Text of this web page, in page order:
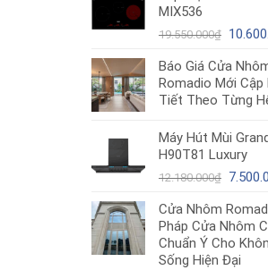
MIX536
19.550.000₫ Giá
là:
Báo Giá Cửa
Romadio Mới Cập
Tiết Theo Từng
Máy Hút Mùi
H90T81 Luxury
12.180.000₫ Giá
là:
Cửa Nhôm
Pháp Cửa Nhôm
Chuẩn Ý Cho
Sống Hiện Đại